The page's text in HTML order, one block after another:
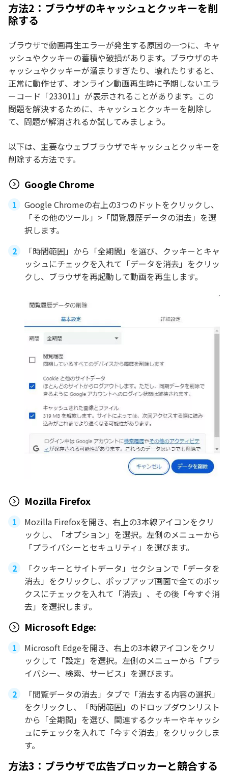
方法2：ブラウザのキャッシュとクッキーを削
除する
ブラウザで動画再生エラーが発生する原因の一つに、キャ
ッシュやクッキーの蓄積や破損があります。ブラウザのキ
ャッシュやクッキーが溜まりすぎたり、壊れたりすると、
正常に動作せず、オンライン動画再生時に予期しないエラ
ーコード「233011」が表示されることがあります。この
問題を解決するために、キャッシュとクッキーを削除し
て、問題が解消されるか試してみましょう。
以下は、主要なウェブブラウザでキャッシュとクッキーを
削除する方法です。
Google Chrome
Google Chromeの右上の3つのドットをクリックし、
「その他のツール」>「閲覧履歴データの消去」を選
択します。
「時間範囲」から「全期間」を選び、クッキーとキャ
ッシュにチェックを入れて「データを消去」をクリッ
クし、ブラウザを再起動して動画を再生します。
Mozilla Firefox
Mozilla Firefoxを開き、右上の3本線アイコンをクリ
ックし、「オプション」を選択。左側のメニューから
「プライバシーとセキュリティ」を選びます。
「クッキーとサイトデータ」セクションで「データを
消去」をクリックし、ポップアップ画面で全てのボッ
クスにチェックを入れて「消去」、その後「今すぐ消
去」を選択します。
Microsoft Edge:
Microsoft Edgeを開き、右上の3本線アイコンをクリ
ックして「設定」を選択。左側のメニューから「プラ
イバシー、検索、サービス」を選びます。
「閲覧データの消去」タブで「消去する内容の選択」
をクリックし、「時間範囲」のドロップダウンリスト
から「全期間」を選び、関連するクッキーやキャッシ
ュにチェックを入れて「今すぐ消去」をクリックしま
す。
方法3：ブラウザで広告ブロッカーと競合する